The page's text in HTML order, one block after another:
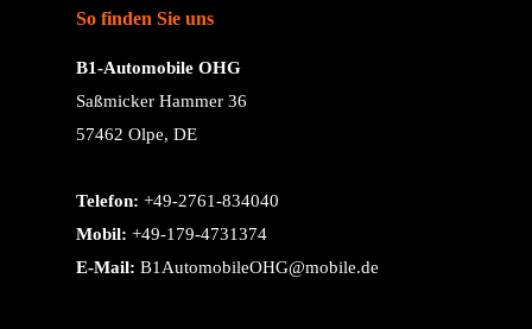
So finden Sie uns
B1-Automobile OHG
Saßmicker Hammer 36
57462 Olpe, DE
Telefon: +49-2761-834040
Mobil: +49-179-4731374
E-Mail: B1AutomobileOHG@mobile.de